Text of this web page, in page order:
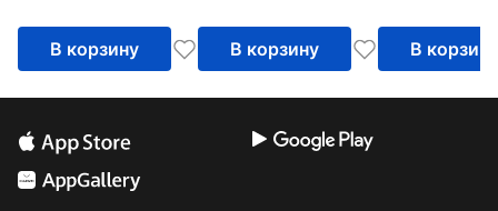
В корзину В корзину В корзину